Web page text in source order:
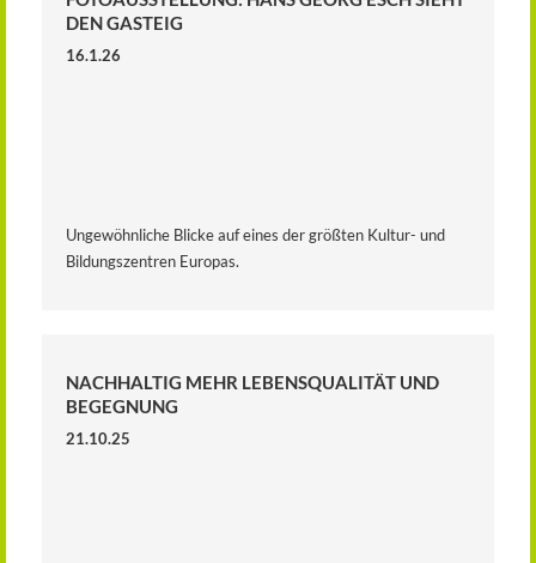
DEN GASTEIG
16.1.26
Ungewöhnliche Blicke auf eines der größten Kultur- und
Bildungszentren Europas.
NACHHALTIG MEHR LEBENSQUALITÄT UND
BEGEGNUNG
21.10.25